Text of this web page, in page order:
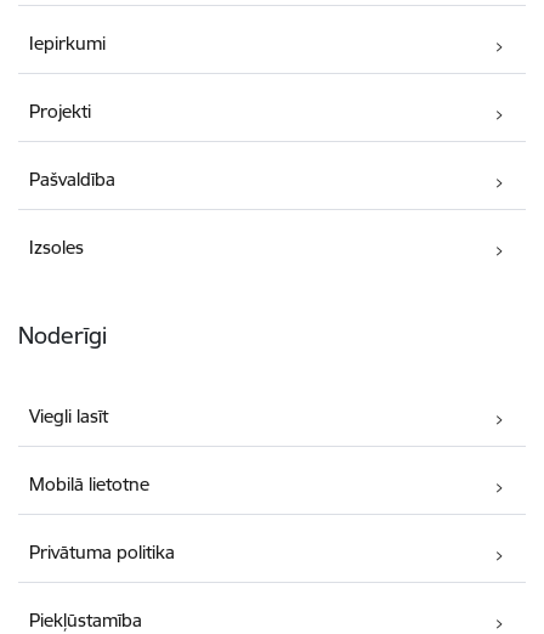
Iepirkumi
Projekti
Pašvaldība
Izsoles
Noderīgi
Viegli lasīt
Mobilā lietotne
Privātuma politika
Piekļūstamība